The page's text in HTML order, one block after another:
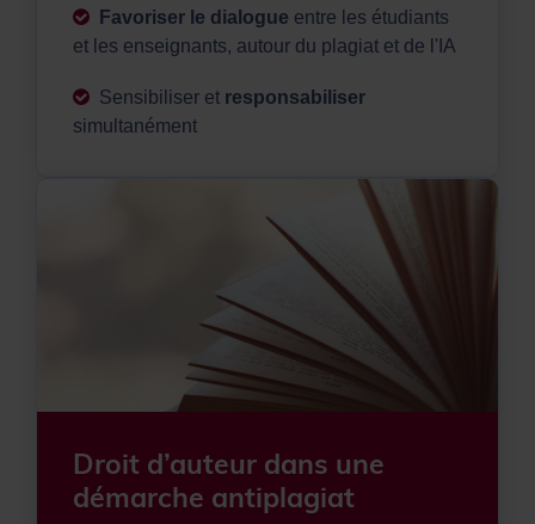
Favoriser le dialogue entre les étudiants
et les enseignants, autour du plagiat et de l'IA
Sensibiliser et responsabiliser
simultanément
Droit d’auteur dans une
démarche antiplagiat